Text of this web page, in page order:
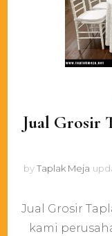
Jual Grosir
byTaplak Meja
Jual Grosir
kami